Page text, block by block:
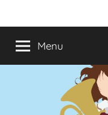
paraMundo
do
Shoujo
anos
a
Menu